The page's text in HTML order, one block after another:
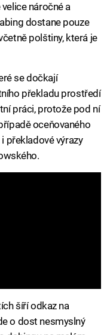
náročné a
dostane pouze
polštiny, která je
se dočkají
překladu prostředí
práci, protože pod ní
oceňovaného
překladové výrazy
šíří odkaz na
o dost nesmyslný